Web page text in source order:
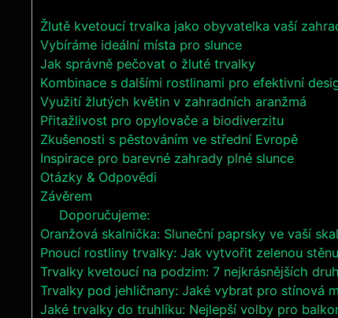
Žlutě kvetoucí trvalka jako obyvatelka vaší
Vybíráme ideální místa pro slunce
Jak správně pečovat o žluté trvalky
Kombinace s dalšími rostlinami pro efektivní
Využití žlutých květin v zahradních aranžmá
Přitažlivost pro opylovače a biodiverzitu
Zkušenosti s pěstováním ve střední Evropě
Inspirace pro barevné zahrady plné slunce
Otázky & Odpovědi
Závěrem
Doporučujeme:
Oranžová skalnička: Sluneční paprsky ve vaší
Pnoucí rostliny trvalky: Jak vytvořit zelenou stěnu
Trvalky kvetoucí na podzim: 7 nejkrásnějších
Trvalky pod jehličnany: Jaké vybrat pro stínová
Jaké trvalky do truhlíku: Nejlepší volby pro